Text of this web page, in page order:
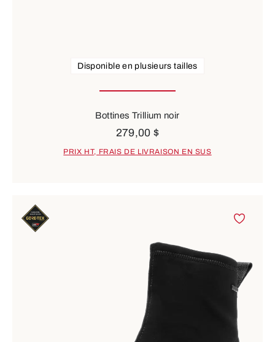
Disponible en plusieurs tailles
Bottines Trillium noir
279,00 $
PRIX HT, FRAIS DE LIVRAISON EN SUS